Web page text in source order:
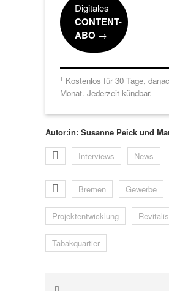
Digitales
CONTENT-
ABO →
1 Kostenlos für 30 Tage,
Monat. Jederzeit kündbar.
Autor:in: Susanne Peick und
Interviews News
Bremen Gewerbe
Projektentwicklung
Tabakquartier